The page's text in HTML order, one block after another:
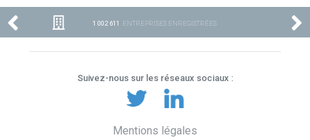
1 002 611 ENTREPRISES ENREGISTRÉES
Suivez-nous sur les réseaux sociaux :
Mentions légales